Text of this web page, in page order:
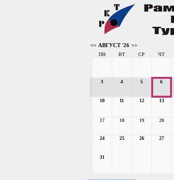
<< АВГУСТ '26 >>
ПН ВТ СР ЧТ
3 4 5 6
10 11 12 13
17 18 19 20
24 25 26 27
31